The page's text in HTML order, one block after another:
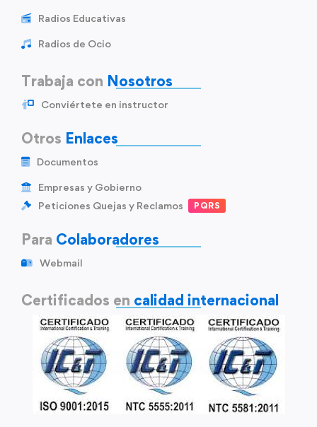
Radios Educativas
Radios de Ocio
Trabaja con Nosotros
Conviértete en instructor
Otros Enlaces
Documentos
Empresas y Gobierno
Peticiones Quejas y Reclamos
PQRS
Para Colaboradores
Webmail
Certificados en calidad internacional